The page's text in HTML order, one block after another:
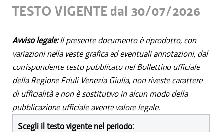
TESTO VIGENTE dal 30/07/2026
Avviso legale:Il presente documento è riprodotto, con
variazioni nella veste grafica ed eventuali annotazioni, dal
corrispondente testo pubblicato nel Bollettino ufficiale
della Regione Friuli Venezia Giulia, non riveste carattere
di ufficialità e non è sostitutivo in alcun modo della
pubblicazione ufficiale avente valore legale.
Scegli il testo vigente nel periodo: